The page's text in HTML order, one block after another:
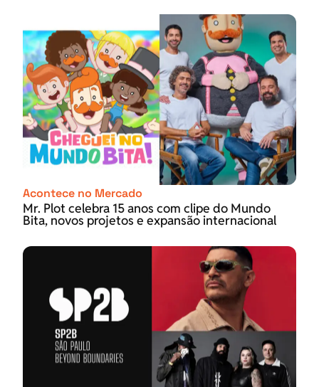
Acontece no Mercado
Mr. Plot celebra 15 anos com clipe do Mundo
Bita, novos projetos e expansão internacional